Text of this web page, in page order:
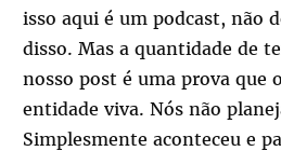
isso aqui é um podcast, não
disso. Mas a quantidade de
nosso post é uma prova que
entidade viva. Nós não
Simplesmente aconteceu e